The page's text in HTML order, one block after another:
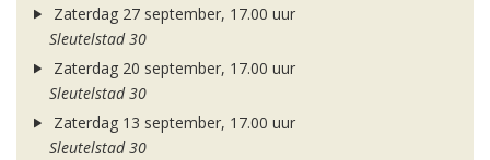
Zaterdag 27 september, 17.00 uur
Sleutelstad 30
Zaterdag 20 september, 17.00 uur
Sleutelstad 30
Zaterdag 13 september, 17.00 uur
Sleutelstad 30